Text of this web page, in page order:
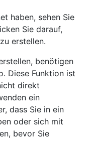
haben, sehen Sie
Sie darauf,
erstellen.
benötigen
Diese Funktion ist
direkt
ein
dass Sie in ein
oder sich mit
bevor Sie